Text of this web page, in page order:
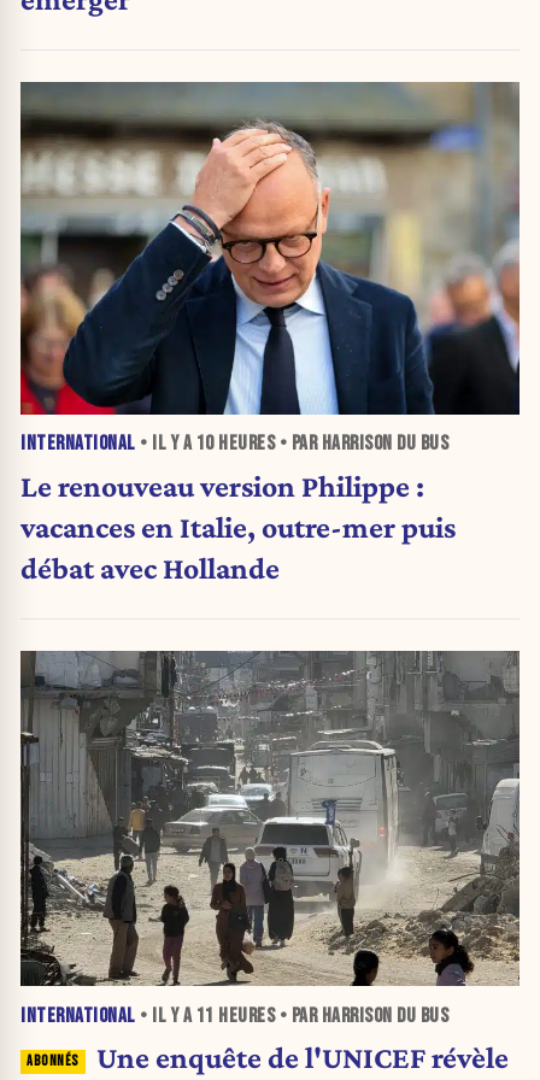
INTERNATIONAL • IL Y A 10 HEURES• PAR HARRISON DU BUS
Le renouveau version Philippe :
vacances en Italie, outre-mer puis
débat avec Hollande
INTERNATIONAL • IL Y A 11 HEURES• PAR HARRISON DU BUS
Une enquête de l'UNICEF révèle